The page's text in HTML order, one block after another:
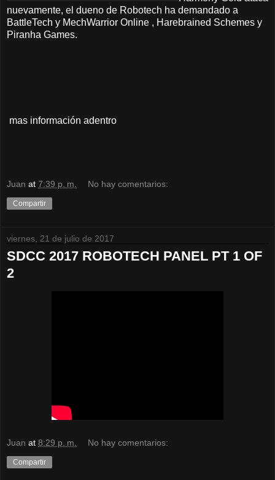
nuevamente, el dueno de Robotech ha demandado a
BattleTech y MechWarrior Online , Harebrained Schemes y
Piranha Games.
mas información adentro
Juan at 7:39 p. m. No hay comentarios:
Compartir
viernes, 21 de julio de 2017
SDCC 2017 ROBOTECH PANEL PT 1 OF
2
Juan at 8:29 p. m. No hay comentarios:
Compartir